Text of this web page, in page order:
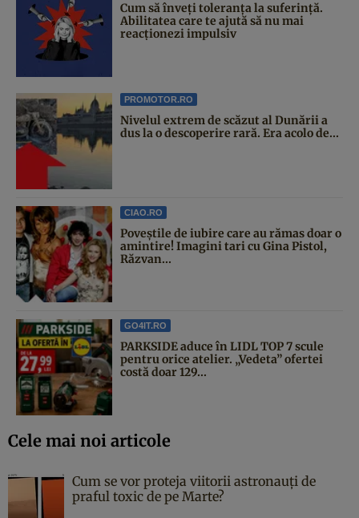
Cum să înveți toleranța la suferință.
Abilitatea care te ajută să nu mai
reacționezi impulsiv
PROMOTOR.RO
Nivelul extrem de scăzut al Dunării a
dus la o descoperire rară. Era acolo de...
CIAO.RO
Poveştile de iubire care au rămas doar o
amintire! Imagini tari cu Gina Pistol,
Răzvan...
GO4IT.RO
PARKSIDE aduce în LIDL TOP 7 scule
pentru orice atelier. „Vedeta” ofertei
costă doar 129...
Cele mai noi articole
Cum se vor proteja viitorii astronauți de
praful toxic de pe Marte?